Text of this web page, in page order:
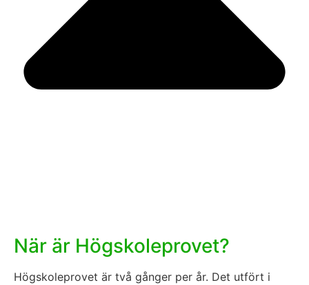
När är Högskoleprovet?
Högskoleprovet är två gånger per år. Det utfört i